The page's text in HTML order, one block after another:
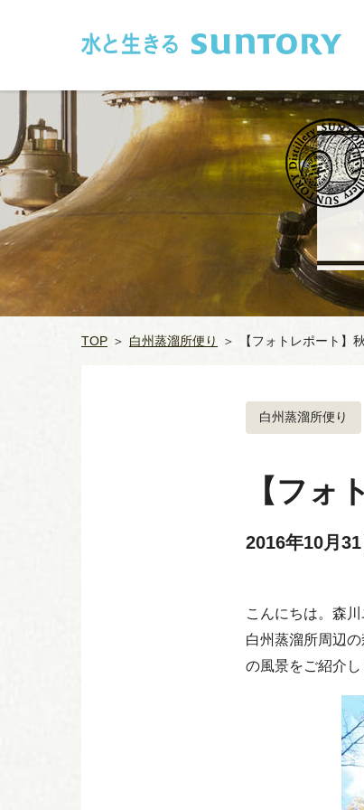
TOP ＞ 白州蒸溜所便り ＞ 【フォトレポート】
白州蒸溜所便り
【フォ
2016年10月31
こんにちは。森川
白州蒸溜所周辺
の風景をご紹介し